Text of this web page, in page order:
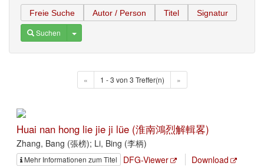
Freie Suche Autor / Person Titel Signatur
Suchen Toggle Dropdown
« 1 - 3 von 3 Treffer(n) »
Huai nan hong lie jie ji lüe (淮南鴻烈解輯畧)
Zhang, Bang (張榜); Li, Bing (李柄)
Mehr Informationen zum Titel DFG-Viewer Download